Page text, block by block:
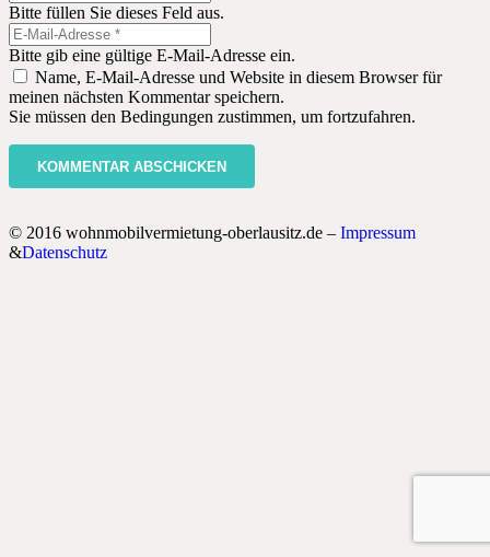
Bitte füllen Sie dieses Feld aus.
Bitte gib eine gültige E-Mail-Adresse ein.
Name, E-Mail-Adresse und Website in diesem Browser für
meinen nächsten Kommentar speichern.
Sie müssen den Bedingungen zustimmen, um fortzufahren.
KOMMENTAR ABSCHICKEN
© 2016 wohnmobilvermietung-oberlausitz.de – Impressum
&Datenschutz